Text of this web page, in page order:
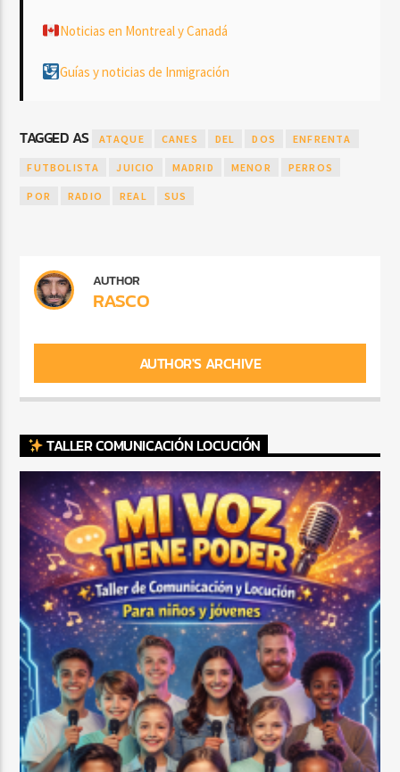
Noticias en Montreal y Canadá
Guías y noticias de Inmigración
TAGGED AS ATAQUE CANES DEL DOS ENFRENTA
FUTBOLISTA JUICIO MADRID MENOR PERROS
POR RADIO REAL SUS
AUTHOR
RASCO
AUTHOR'S ARCHIVE
TALLER COMUNICACIÓN LOCUCIÓN